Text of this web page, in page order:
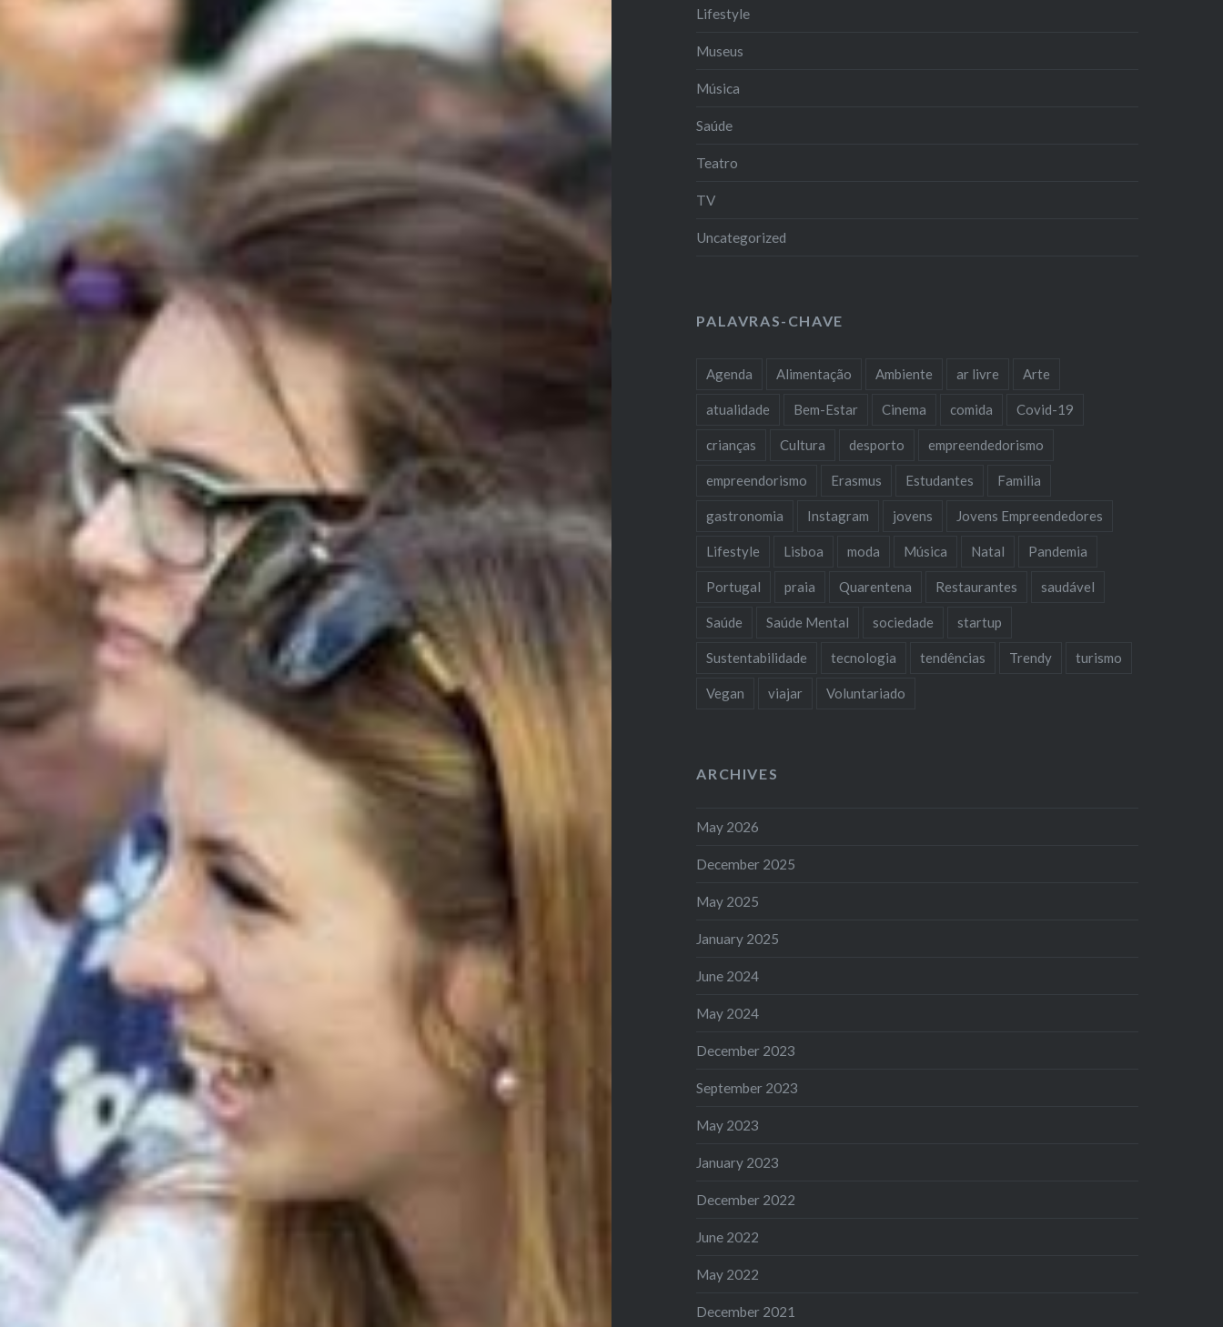
Lifestyle
Museus
Música
Saúde
Teatro
TV
Uncategorized
PALAVRAS-CHAVE
Agenda Alimentação Ambiente ar livre Arte
atualidade Bem-Estar Cinema comida Covid-19
crianças Cultura desporto empreendedorismo
empreendorismo Erasmus Estudantes Familia
gastronomia Instagram jovens Jovens Empreendedores
Lifestyle Lisboa moda Música Natal Pandemia
Portugal praia Quarentena Restaurantes saudável
Saúde Saúde Mental sociedade startup
Sustentabilidade tecnologia tendências Trendy turismo
Vegan viajar Voluntariado
ARCHIVES
May 2026
December 2025
May 2025
January 2025
June 2024
May 2024
December 2023
September 2023
May 2023
January 2023
December 2022
June 2022
May 2022
December 2021